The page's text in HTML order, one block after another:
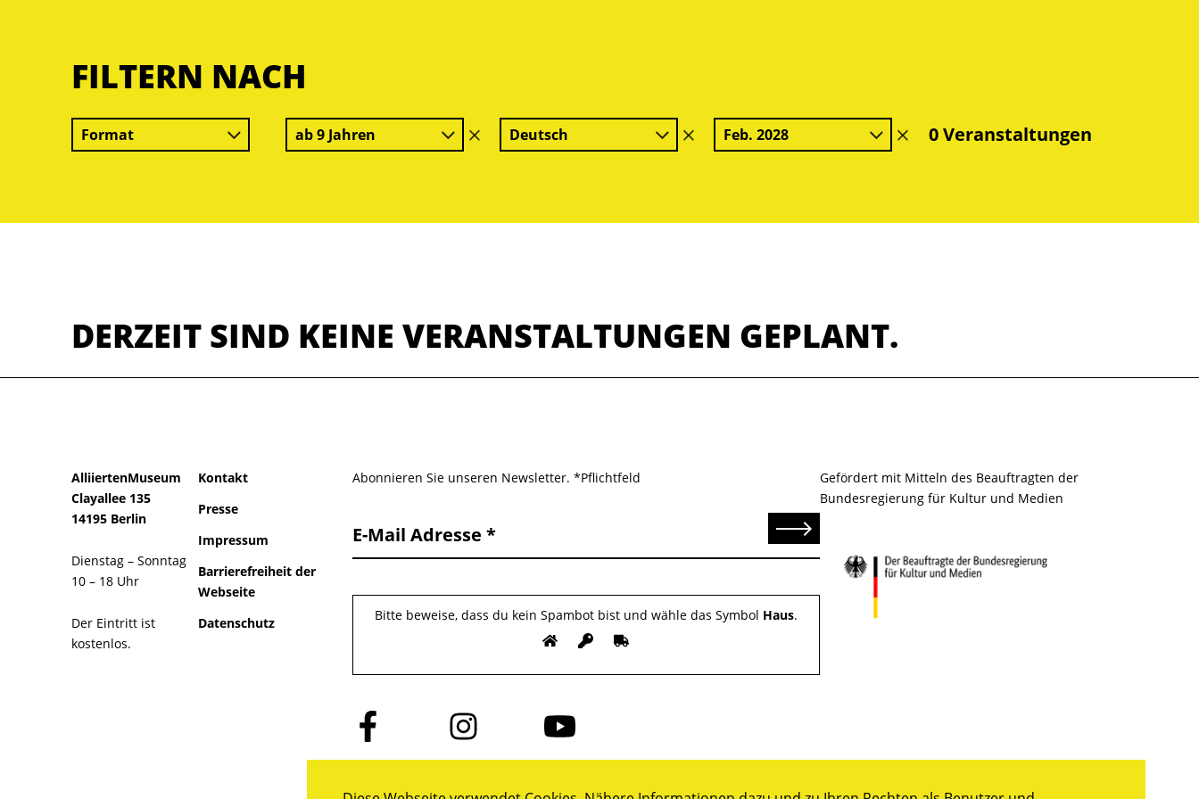
FILTERN NACH
Format ab 9 Jahren
Filter
löschen
Deutsch
Filter
löschen
Feb. 2028
Filter0 Veranstaltungen
DERZEIT SIND KEINE VERANSTALTUNGEN GEPLANT.
AlliiertenMuseum
Clayallee 135
14195 Berlin
Dienstag – Sonntag
10 – 18 Uhr
Der Eintritt ist
kostenlos.
Kontakt
Presse
Impressum
Barrierefreiheit der
Webseite
Datenschutz
Abonnieren Sie unseren Newsletter. *Pflichtfeld
E-Mail Adresse Senden
Bitte beweise, dass du kein Spambot bist und wähle das Symbol Haus.
Folge
uns
auf
Folge
uns
auf
Folge
uns
auf
Gefördert mit Mitteln des Beauftragten der
Bundesregierung für Kultur und Medien